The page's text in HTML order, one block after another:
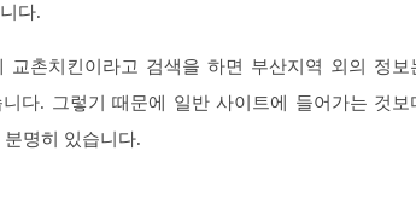
다.
교촌치킨이라고 검색을 하면 부산지역 외의 정보
다. 그렇기 때문에 일반 사이트에 들어가는 것보
명히 있습니다.